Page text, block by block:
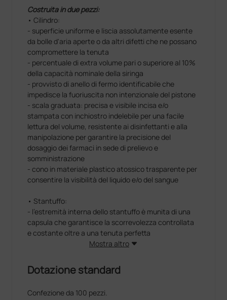
Costruita in due pezzi:
• Cilindro:
- superficie uniforme e liscia assolutamente esente
da bolle d'aria aperte o da altri difetti che ne possano
compromettere la tenuta
- percentuale di extra volume pari o superiore al 10%
della capacità nominale della siringa
- provvisto di anello di fermo identificabile che
impedisce la fuoriuscita non intenzionale del pistone
- scala graduata: precisa e visibile incisa e/o
stampata con inchiostro indelebile per una facile
lettura del volume, resistente ai disinfettanti e alla
manipolazione per garantire la precisione del
dosaggio dei farmaci in sede di prelievo e
somministrazione
- cono in materiale plastico atossico trasparente per
consentire la visibilità del liquido e/o del sangue
• Stantuffo:
- l'estremità interna dello stantuffo è munita di una
capsula che garantisce la scorrevolezza controllata
e costante oltre a una tenuta perfetta
Mostra altro
Dotazione standard
Confezione da 100 pezzi.